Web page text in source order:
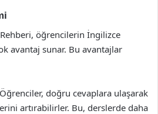
Rehberi, öğrencilerin İngilizce
avantaj sunar. Bu avantajlar
doğru cevaplara ulaşarak
artırabilirler. Bu, derslerde daha